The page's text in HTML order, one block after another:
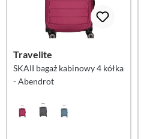
Travelite
SKAII bagaż kabinowy 4 kółka
- Abendrot